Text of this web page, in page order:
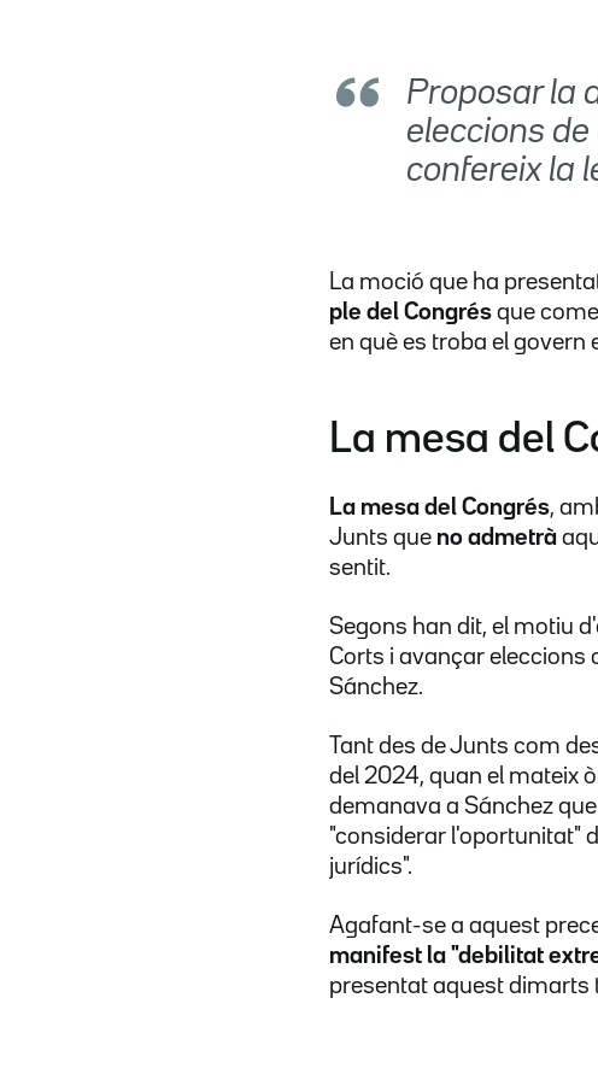
Proposar la
eleccions
confereix la
La moció que ha
ple del Congrés que
en què es troba el govern
La mesa del
La mesa del Congrés,
Junts que no admetrà
sentit.
Segons han dit, el motiu
Corts i avançar eleccions
Sánchez.
Tant des de Junts com
del 2024, quan el mateix
demanava a Sánchez
"considerar l'oportunitat"
jurídics".
Agafant-se a aquest
manifest la "debilitat
presentat aquest dimarts